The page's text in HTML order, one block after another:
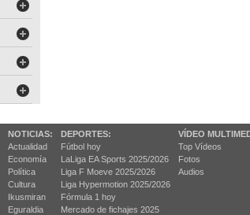
NOTICIAS:
Actualidad
Economía
Política
Cultura
Ikusmiran
Eguraldia
DEPORTES:
Fútbol hoy
LaLiga EA Sports 2025/2026
Liga F Moeve 2025/2026
Liga Hypermotion 2025/2026
Fórmula 1 hoy
Mercado de fichajes 2025
VÍDEO
Top Vídeos
Fotos
Audios